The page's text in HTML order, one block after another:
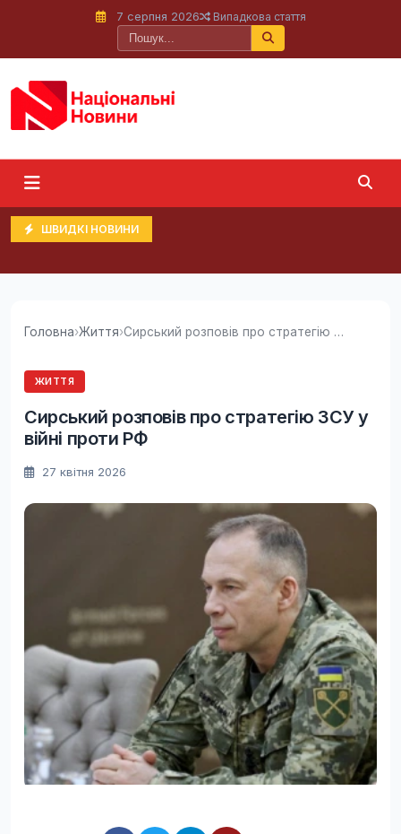
7 серпня 2026 Випадкова стаття
ШВИДКІ НОВИНИ
Головна›Життя› Сирський розповів про стратегію ЗСУ у війні проти РФ
ЖИТТЯ
Сирський розповів про стратегію ЗСУ у
війні проти РФ
27 квітня 2026